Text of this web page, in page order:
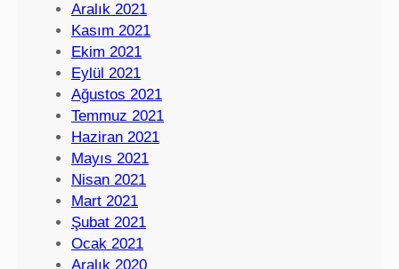
Aralık 2021
Kasım 2021
Ekim 2021
Eylül 2021
Ağustos 2021
Temmuz 2021
Haziran 2021
Mayıs 2021
Nisan 2021
Mart 2021
Şubat 2021
Ocak 2021
Aralık 2020